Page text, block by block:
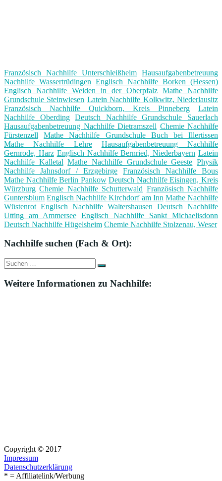
Französisch Nachhilfe Unterschleißheim Hausaufgabenbetreuung
Nachhilfe Wassertrüdingen Englisch Nachhilfe Borken (Hessen)
Englisch Nachhilfe Weiden in der Oberpfalz Mathe Nachhilfe
Grundschule Steinwiesen Latein Nachhilfe Kolkwitz, Niederlausitz
Französisch Nachhilfe Quickborn, Kreis Pinneberg
Latein
Nachhilfe Oberding
Deutsch Nachhilfe Grundschule Sauerlach
Hausaufgabenbetreuung Nachhilfe Dietramszell Chemie Nachhilfe
Fürstenzell
Mathe Nachhilfe Grundschule Buch bei Illertissen
Mathe Nachhilfe Lehre
Hausaufgabenbetreuung Nachhilfe
Gernrode, Harz Englisch Nachhilfe Bernried, Niederbayern Latein
Nachhilfe Kalletal Mathe Nachhilfe Grundschule Geeste Physik
Nachhilfe Jahnsdorf / Erzgebirge
Französisch Nachhilfe Bous
Mathe Nachhilfe Berlin Pankow Deutsch Nachhilfe Eisingen, Kreis
Würzburg Chemie Nachhilfe Schutterwald Französisch Nachhilfe
Guntersblum Englisch Nachhilfe Kirchdorf am Inn Mathe Nachhilfe
Wüstenrot Englisch Nachhilfe Waltershausen Deutsch Nachhilfe
Utting am Ammersee Englisch Nachhilfe Sankt Michaelisdonn
Deutsch Nachhilfe Hügelsheim Chemie Nachhilfe Stolzenau, Weser
Nachhilfe suchen (Fach & Ort):
Suche
nach:
Suchen
Weitere Informationen zu Nachhilfe:
Copyright © 2017
Impressum
Datenschutzerklärung
* = Affiliatelink/Werbung